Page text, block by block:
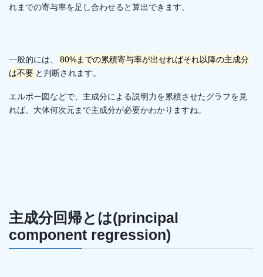
れまでの寄与率を足し合わせると算出できます。
一般的には、
80%までの累積寄与率が出せればそれ以降の主成分
は不要 と判断されます。
エルボー図などで、主成分による説明力を累積させたグラフを見
れば、大体何次元まで主成分が必要かわかりますね。
主成分回帰とは(principal
component regression)